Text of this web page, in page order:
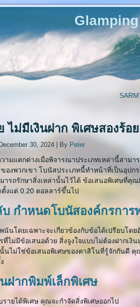
ไม่มีเงินฝาก พิเศษสองร้
December 30, 2024 By Peter
ามแตกต่างเมื่อพิจารณาประเภทเหล่านี้สาม
องพวกเขา โบนัสประเภทนี้ทำหน้าที่เป็นอุป
รถรักษาสิ่งเหล่านั้นไว้ได้ ข้อเสนอพิเศษที่คุ
งแต่ 0.20 ดอลลาร์ขึ้นไป
บ กำหนดโบนัสองค์กรกา
นันโดยเฉพาะจะเกี่ยวข้องกับข้อได้เปรียบโ
ที่ไม่มีข้อเสนอด้วย สิ่งจูงใจแบบไม่ต้องฝากเ
นไม่ใช่ข้อเสนอพิเศษของคาสิโนที่รู้จักกันดี
ฝากพิมพ์เล็กพิเศษ
ายได้พิเศษ คุณจะกำจัดสิ่งพิเศษออกไป